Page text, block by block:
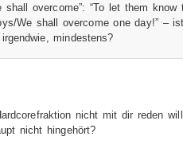
overcome”: “To let them know
We shall overcome one day!” –
mindestens?
nicht mit dir reden
nicht hingehört?